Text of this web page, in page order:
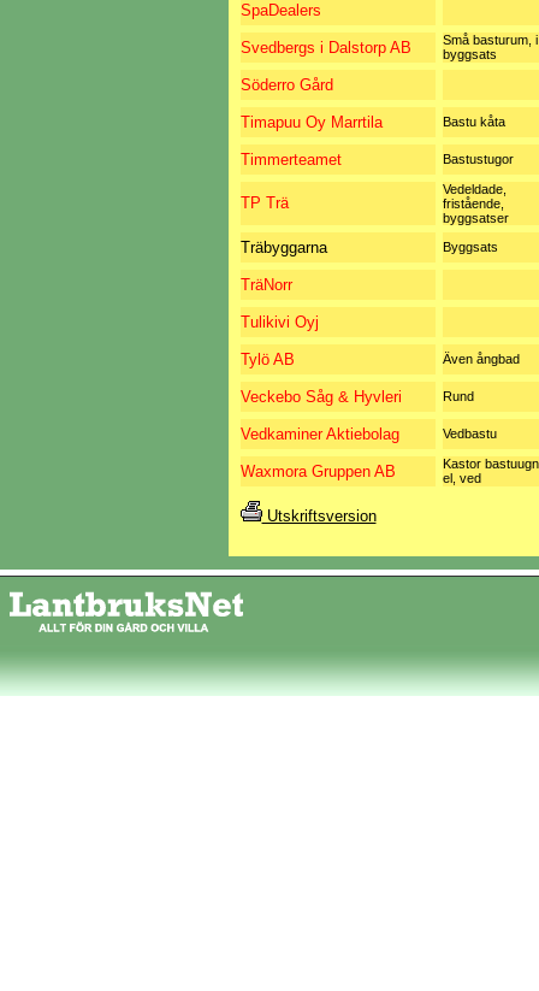
SpaDealers
Svedbergs i Dalstorp AB
Små basturum, i
byggsats
Söderro Gård
Timapuu Oy Marrtila Bastu kåta
Timmerteamet Bastustugor
TP Trä
Vedeldade,
fristående,
byggsatser
Träbyggarna Byggsats
TräNorr
Tulikivi Oyj
Tylö AB Även ångbad
Veckebo Såg & Hyvleri Rund
Vedkaminer Aktiebolag Vedbastu
Waxmora Gruppen AB
Kastor
el, ved
Utskriftsversion